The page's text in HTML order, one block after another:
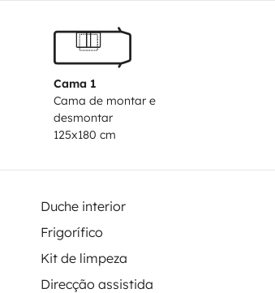
Cama 1
Cama de montar e
desmontar
125x180 cm
Duche interior
Frigorífico
Kit de limpeza
Direcção assistida